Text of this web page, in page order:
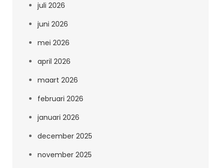
juli 2026
juni 2026
mei 2026
april 2026
maart 2026
februari 2026
januari 2026
december 2025
november 2025